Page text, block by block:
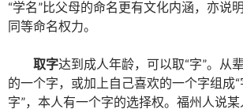
“学名”比父母的命名更有文化内涵，亦说
同等命名权力。
取字达到成人年龄，可以取“字”。从
的一个字，或加上自己喜欢的一个字组成“
字”，本人有一个字的选择权。福州人说